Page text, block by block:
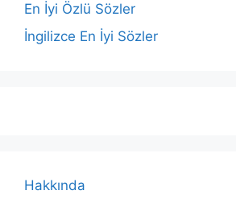
En İyi Özlü Sözler
İngilizce En İyi Sözler
Hakkında